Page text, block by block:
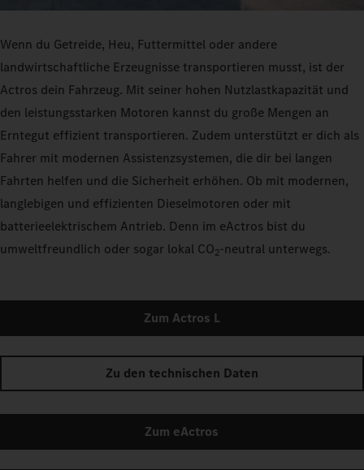
Wenn du Getreide, Heu, Futtermittel oder andere
landwirtschaftliche Erzeugnisse transportieren musst, ist der
Actros dein Fahrzeug. Mit seiner hohen Nutzlastkapazität und
den leistungsstarken Motoren kannst du große Mengen an
Erntegut effizient transportieren. Zudem unterstützt er dich als
Fahrer mit modernen Assistenzsystemen, die dir bei langen
Fahrten helfen und die Sicherheit erhöhen. Ob mit modernen,
langlebigen und effizienten Dieselmotoren oder mit
batterieelektrischem Antrieb. Denn im eActros bist du
umweltfreundlich oder sogar lokal CO2‑neutral unterwegs.
Zum Actros L
Zu den technischen Daten
Zum eActros